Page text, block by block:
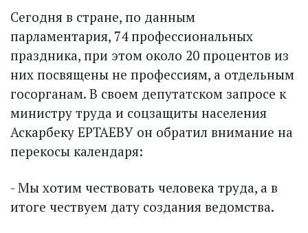
Сегодня в стране, по данным
парламентария, 74 профессиональных
праздника, при этом около 20 процентов из
них посвящены не профессиям, а отдельным
госорганам. В своем депутатском запросе к
министру труда и соцзащиты населения
Аскарбеку ЕРТАЕВУ он обратил внимание на
перекосы календаря:
- Мы хотим чествовать человека труда, а в
итоге чествуем дату создания ведомства.